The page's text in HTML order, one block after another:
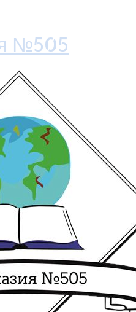
№505